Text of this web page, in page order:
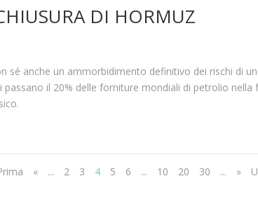
DI HORMUZ
sé anche un ammorbidimento definitivo dei rischi di
il 20% delle forniture mondiali di petrolio nella
« ... 2 3 4 5 6 ... 10 20 30 ... »